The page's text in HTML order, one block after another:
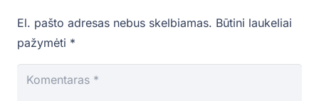
El. pašto adresas nebus skelbiamas. Būtini laukeliai
pažymėti *